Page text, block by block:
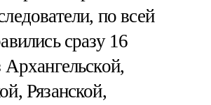
по всей
сразу 16
Архангельской,
Рязанской,